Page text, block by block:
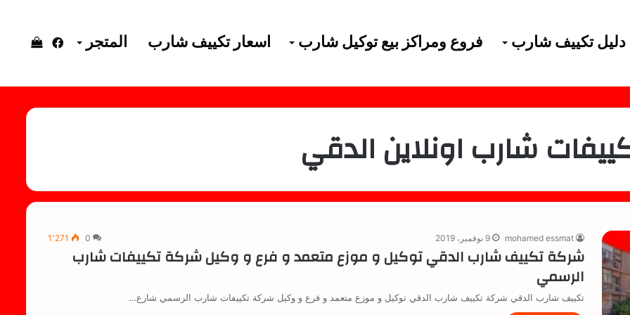
دليل تكييف شارب فروع ومراكز بيع توكيل شارب اسعار تكييف شارب المتجر فيسبوك
شارب اونلاين الدقي
mohamed essmat 9 نوفمبر، 2019 0 1٬271
شركة تكييف شارب الدقي توكيل و موزع متعمد و فرع و وكيل شركة تكييفات شارب
الرسمي
تكييف شارب الدقي شركة تكييف شارب الدقي توكيل و موزع متعمد و فرع و وكيل شركة تكييفات شارب الرسمي شارع…